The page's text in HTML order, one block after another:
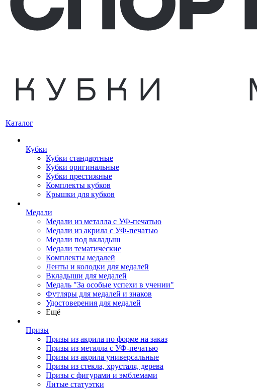
Каталог
Кубки
Кубки стандартные
Кубки оригинальные
Кубки престижные
Комплекты кубков
Крышки для кубков
Медали
Медали из металла с УФ-печатью
Медали из акрила с УФ-печатью
Медали под вкладыш
Медали тематические
Комплекты медалей
Ленты и колодки для медалей
Вкладыши для медалей
Медаль "За особые успехи в учении"
Футляры для медалей и знаков
Удостоверения для медалей
Ещё
Призы
Призы из акрила по форме на заказ
Призы из металла с УФ-печатью
Призы из акрила универсальные
Призы из стекла, хрусталя, дерева
Призы с фигурами и эмблемами
Литые статуэтки